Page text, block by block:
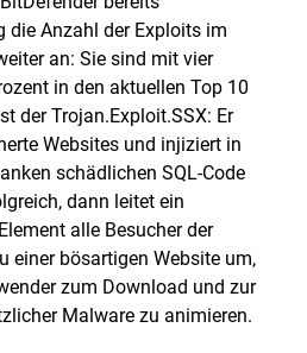
die Anzahl der Exploits im
an: Sie sind mit vier
in den aktuellen Top 10
der Trojan.Exploit.SSX: Er
Websites und injiziert in
schädlichen SQL-Code
dann leitet ein
alle Besucher der
einer bösartigen Website um,
zum Download und zur
Malware zu animieren.